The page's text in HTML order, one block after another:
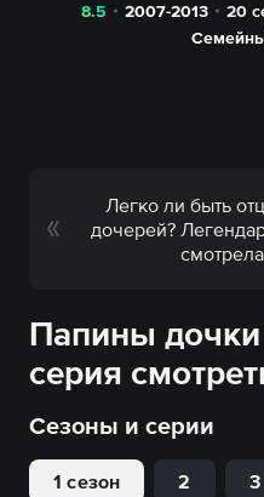
8.5 2007-2013 20
Легко ли быть
дочерей?
Папины
серия
Сезоны и серии
1 сезон 2 3